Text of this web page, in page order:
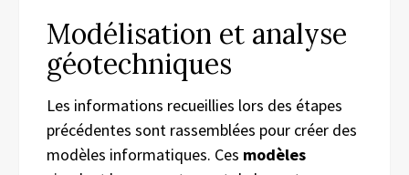
Modélisation et analyse
géotechniques
Les informations recueillies lors des étapes
précédentes sont rassemblées pour créer des
modèles informatiques. Ces modèles